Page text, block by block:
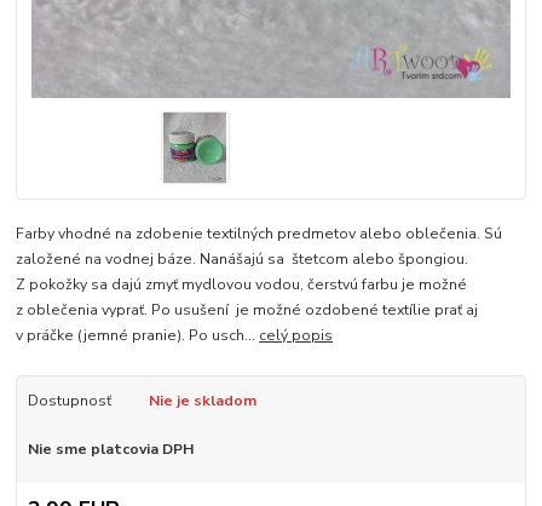
Farby vhodné na zdobenie textilných predmetov alebo oblečenia. Sú
založené na vodnej báze. Nanášajú sa štetcom alebo špongiou.
Z pokožky sa dajú zmyť mydlovou vodou, čerstvú farbu je možné
z oblečenia vyprať. Po usušení je možné ozdobené textílie prať aj
v práčke (jemné pranie). Po usch... celý popis
Dostupnosť Nie je skladom
Nie sme platcovia DPH